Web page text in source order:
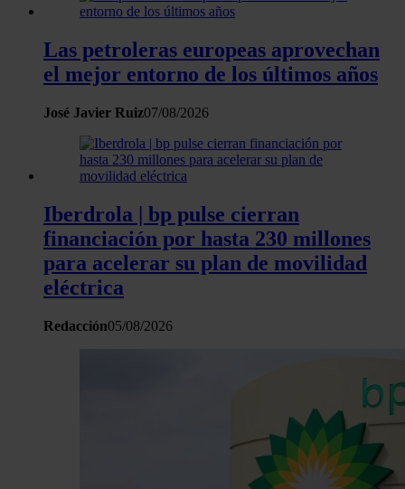
Las petroleras europeas aprovechan
el mejor entorno de los últimos años
José Javier Ruiz07/08/2026
Iberdrola | bp pulse cierran
financiación por hasta 230 millones
para acelerar su plan de movilidad
eléctrica
Redacción05/08/2026